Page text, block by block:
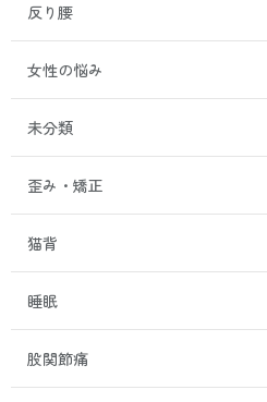
反り腰
女性の悩み
未分類
歪み・矯正
猫背
睡眠
股関節痛